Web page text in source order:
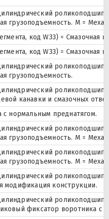
грузоподъемность. М =
код W33) =
код W33) =
грузоподъемность.
канавки и смазочных
с нормальным преднатягом.
грузоподъемность. М =
грузоподъемность. М =
модификация конструкции.
фиксатор воротника с